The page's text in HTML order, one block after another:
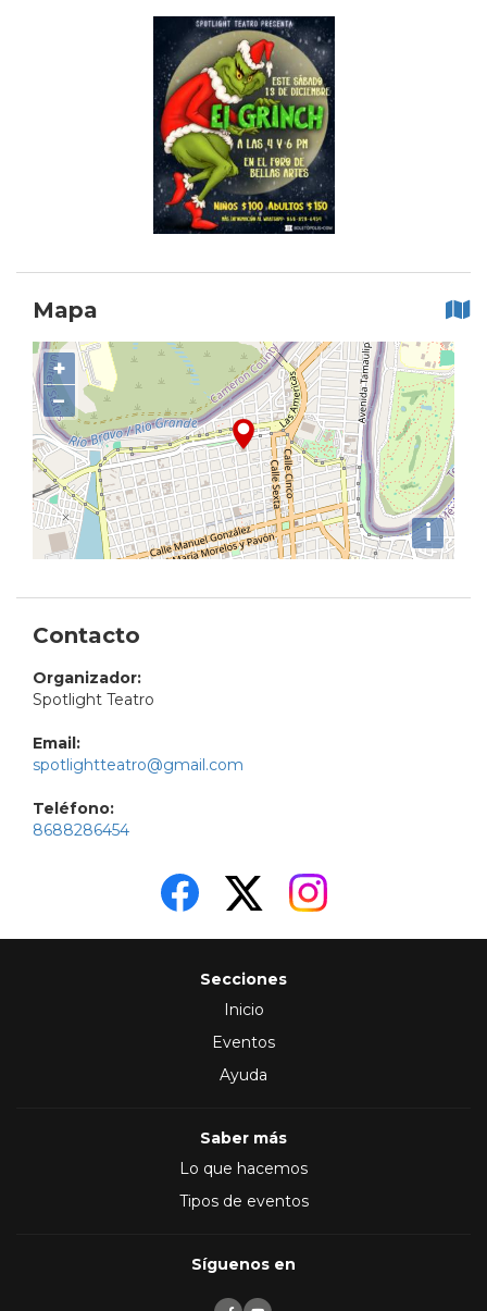
Mapa
+
−
i
Contacto
Organizador:
Spotlight Teatro
Email:
spotlightteatro@gmail.com
Teléfono:
8688286454
Secciones
Inicio
Eventos
Ayuda
Saber más
Lo que hacemos
Tipos de eventos
Síguenos en